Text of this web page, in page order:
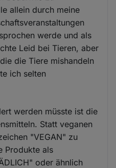
allein durch meine
werde und als
Leid bei Tieren, aber
die Tiere mishandeln
ich selten
werden müsste ist die
Statt veganen
"VEGAN" zu
Produkte als
oder ähnlich